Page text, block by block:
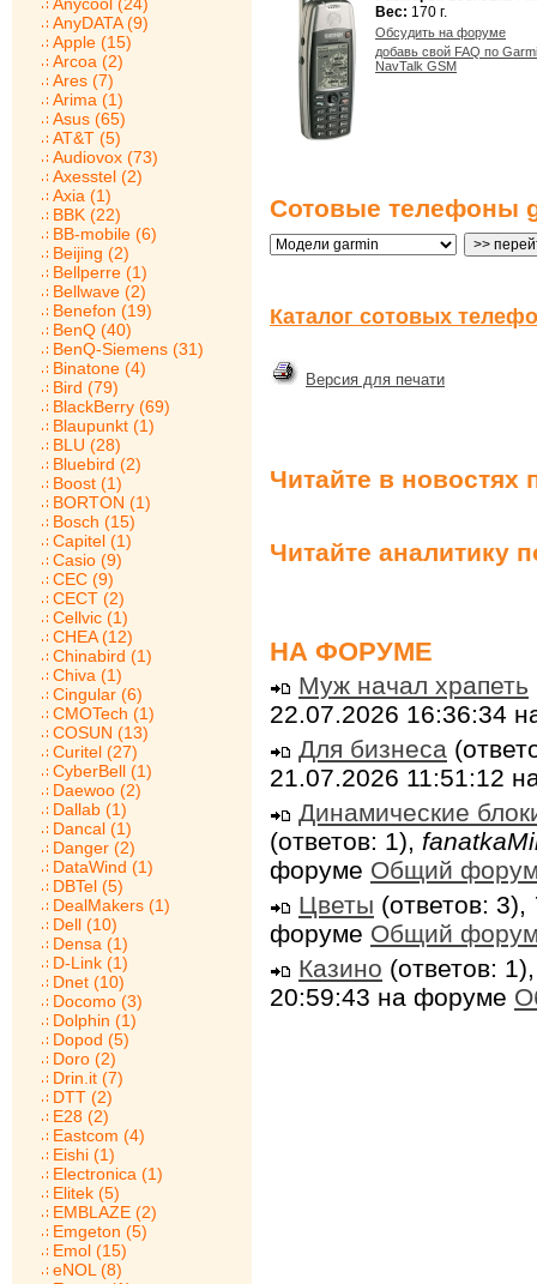
AnyDATA (9)
Apple (15)
Arcoa (2)
Ares (7)
Arima (1)
Asus (65)
AT&T (5)
Audiovox (73)
Axesstel (2)
Axia (1)
BBK (22)
BB-mobile (6)
Beijing (2)
Bellperre (1)
Bellwave (2)
Benefon (19)
BenQ (40)
BenQ-Siemens (31)
Binatone (4)
Bird (79)
BlackBerry (69)
Blaupunkt (1)
BLU (28)
Bluebird (2)
Boost (1)
BORTON (1)
Bosch (15)
Capitel (1)
Casio (9)
CEC (9)
CECT (2)
Cellvic (1)
CHEA (12)
Chinabird (1)
Chiva (1)
Cingular (6)
CMOTech (1)
COSUN (13)
Curitel (27)
CyberBell (1)
Daewoo (2)
Dallab (1)
Dancal (1)
Danger (2)
DataWind (1)
DBTel (5)
DealMakers (1)
Dell (10)
Densa (1)
D-Link (1)
Dnet (10)
Docomo (3)
Dolphin (1)
Dopod (5)
Doro (2)
Drin.it (7)
DTT (2)
E28 (2)
Eastcom (4)
Eishi (1)
Electronica (1)
Elitek (5)
EMBLAZE (2)
Emgeton (5)
Emol (15)
eNOL (8)
Вес: 170 г.
Обсудить на форуме
добавь свой FAQ по
NavTalk GSM
Сотовые телефоны
Каталог сотовых
Версия для печати
Читайте в новостях
Читайте аналитику
НА ФОРУМЕ
Муж начал храпеть
22.07.2026 16:36:34
Для бизнеса
21.07.2026 11:51:12
Динамические
(ответов: 1),
форуме Общий
Цветы (ответов: 3),
форуме Общий
Казино (ответов:
20:59:43 на форуме